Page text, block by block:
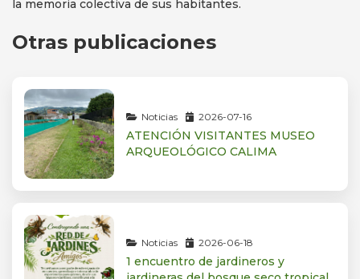
la memoria colectiva de sus habitantes.
Otras publicaciones
Noticias 2026-07-16
ATENCIÓN VISITANTES MUSEO
ARQUEOLÓGICO CALIMA
Noticias 2026-06-18
1 encuentro de jardineros y